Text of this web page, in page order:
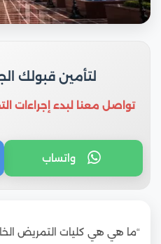
لتأمين قبولك
تواصل معنا لبدء إجراءات
واتساب
“ما هي هي كليات التمريض